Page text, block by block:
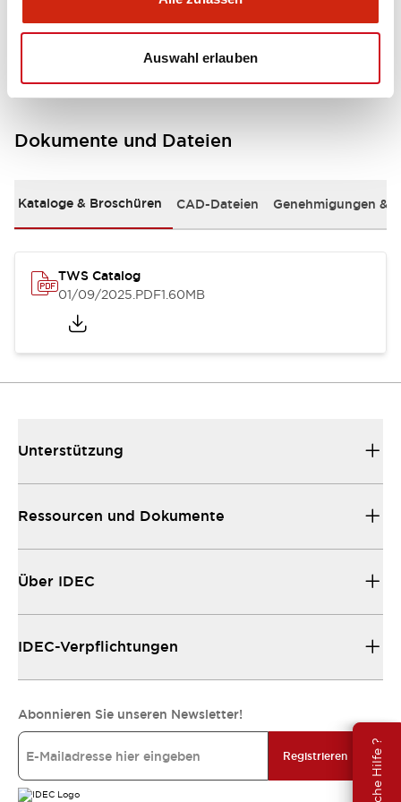
Auswahl erlauben
Mounting and Installation Specifications
Dokumente und Dateien
Kataloge & Broschüren CAD-Dateien Genehmigungen &
TWS Catalog
01/09/2025.PDF1.60MB
Unterstützung
Ressourcen und Dokumente
Über IDEC
IDEC-Verpflichtungen
Abonnieren Sie unseren Newsletter!
Registrieren